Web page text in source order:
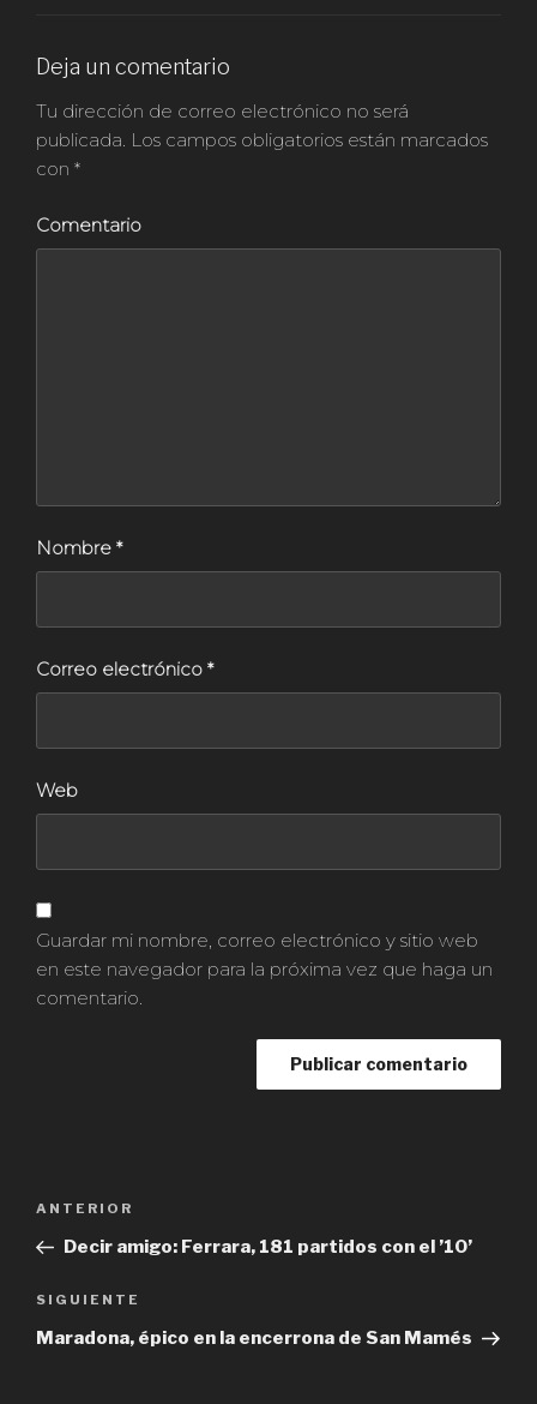
Deja un comentario
Tu dirección de correo electrónico no será
publicada. Los campos obligatorios están marcados
con *
Comentario
Nombre *
Correo electrónico *
Web
Guardar mi nombre, correo electrónico y sitio web
en este navegador para la próxima vez que haga un
comentario.
Navegación
Entrada
anterior:
ANTERIOR
Decir amigo: Ferrara, 181 partidos con el ’10’
Siguiente
entrada
SIGUIENTE
Maradona, épico en la encerrona de San Mamés